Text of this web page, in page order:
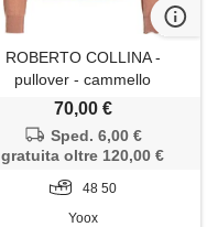
ROBERTO COLLINA -
pullover - cammello
70,00 €
Sped. 6,00 €
gratuita oltre 120,00 €
48 50
Yoox